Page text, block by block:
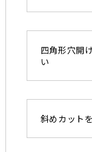
四角形穴開
い
斜めカット